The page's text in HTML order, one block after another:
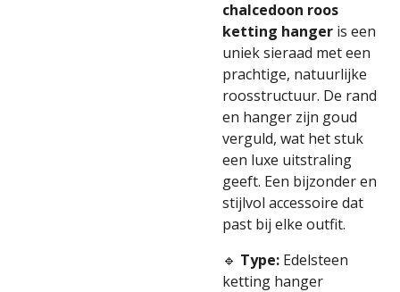
chalcedoon roos
ketting hanger is een
uniek sieraad met een
prachtige, natuurlijke
roosstructuur. De rand
en hanger zijn goud
verguld, wat het stuk
een luxe uitstraling
geeft. Een bijzonder en
stijlvol accessoire dat
past bij elke outfit.
🔹 Type: Edelsteen
ketting hanger